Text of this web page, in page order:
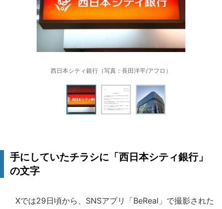
西日本シティ銀行（写真：長田洋平/アフロ）
手にしていたチラシに「西日本シティ銀行」
の文字
Xでは29日頃から、SNSアプリ「BeReal」で撮影された